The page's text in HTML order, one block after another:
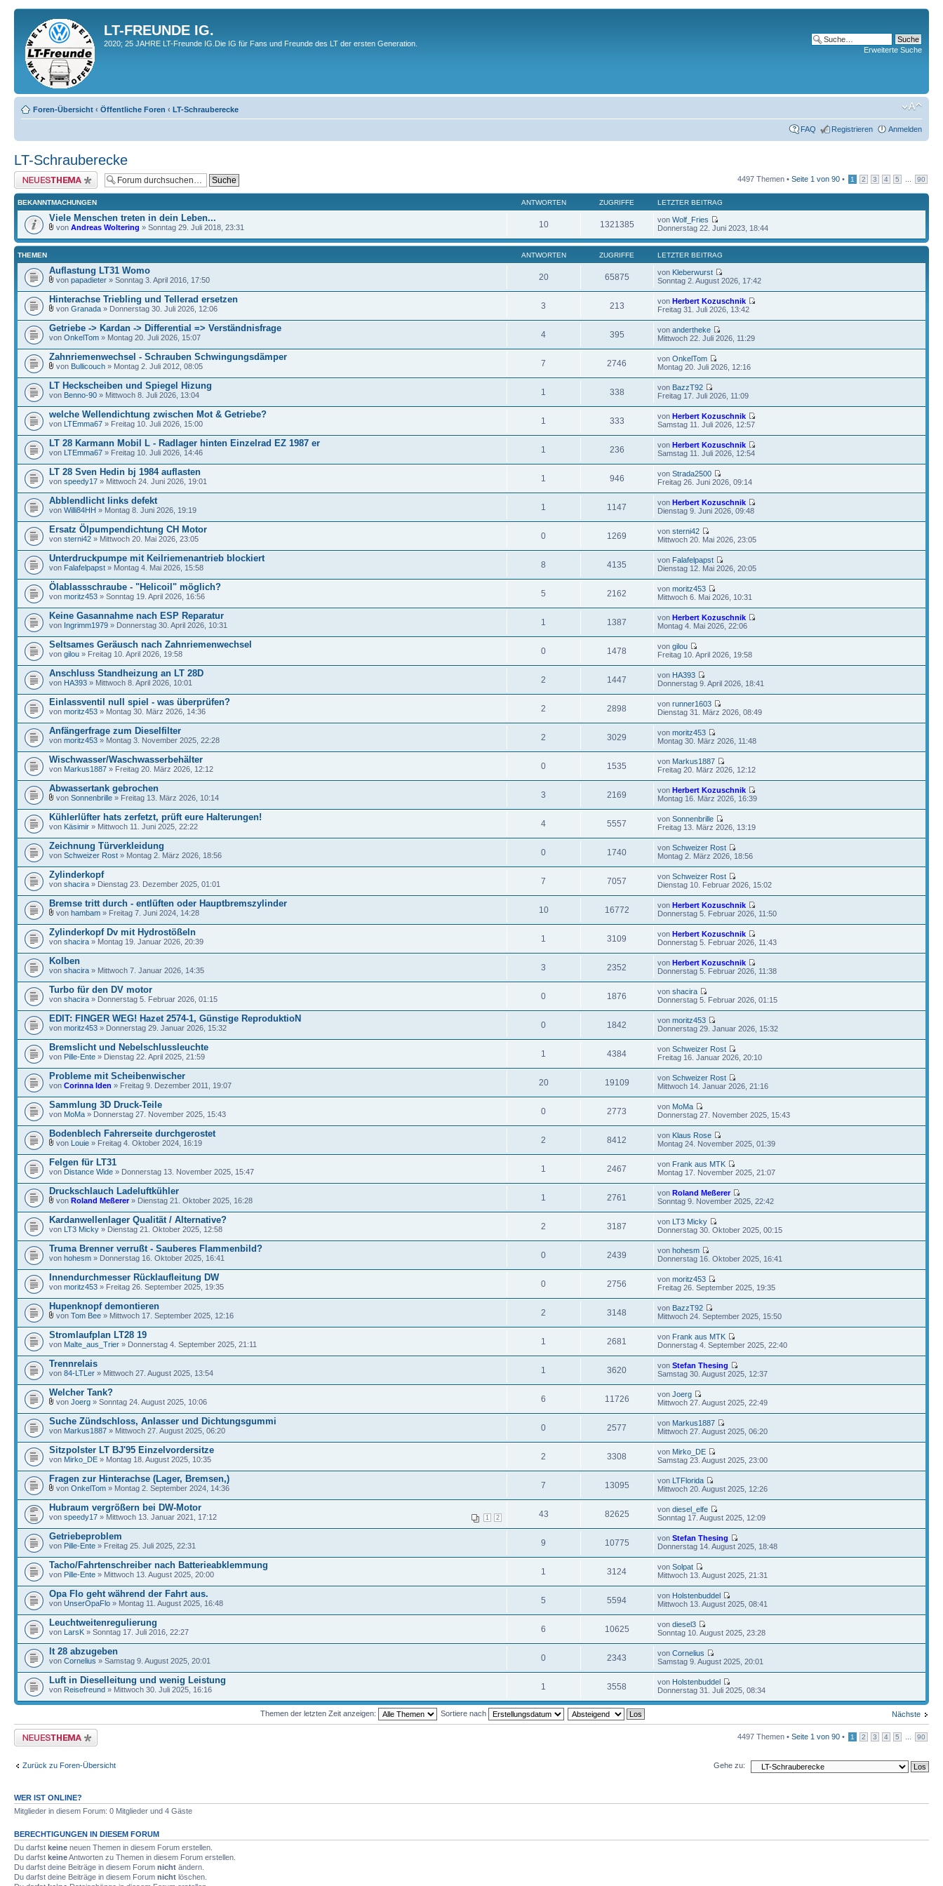
LT-FREUNDE IG.
2020; 25 JAHRE LT-Freunde IG.Die IG für Fans und Freunde des LT der ersten Generation.
Erweiterte Suche
Foren-Übersicht ‹ Öffentliche Foren ‹ LT-Schrauberecke
FAQ Registrieren Anmelden
LT-Schrauberecke
Neues Thema erstellen 4497 Themen • Seite 1 von 90 • 1 2 3 4 5 90
BEKANNTMACHUNGEN ANTWORTEN ZUGRIFFE LETZTER BEITRAG
Viele Menschen treten in dein Leben...
von Andreas Woltering » Sonntag 29. Juli 2018, 23:31 10 1321385 vonWolf_Fries
Donnerstag 22. Juni 2023, 18:44
THEMEN ANTWORTEN ZUGRIFFE LETZTER BEITRAG
Auflastung LT31 Womo
von papadieter » Sonntag 3. April 2016, 17:50 20 65875 von Kleberwurst
Sonntag 2. August 2026, 17:42
Hinterachse Triebling und Tellerad ersetzen
von Granada » Donnerstag 30. Juli 2026, 12:06 3 213 vonHerbert Kozuschnik
Freitag 31. Juli 2026, 13:42
Getriebe -> Kardan -> Differential => Verständnisfrage
von OnkelTom » Montag 20. Juli 2026, 15:07 4 395 vonandertheke
Mittwoch 22. Juli 2026, 11:29
Zahnriemenwechsel - Schrauben Schwingungsdämper
von Bullicouch » Montag 2. Juli 2012, 08:05 7 2746 vonOnkelTom
Montag 20. Juli 2026, 12:16
LT Heckscheiben und Spiegel Hizung
von Benno-90 » Mittwoch 8. Juli 2026, 13:04 1 338 von BazzT92
Freitag 17. Juli 2026, 11:09
welche Wellendichtung zwischen Mot & Getriebe?
von LTEmma67 » Freitag 10. Juli 2026, 15:00 1 333 vonHerbert Kozuschnik
Samstag 11. Juli 2026, 12:57
LT 28 Karmann Mobil L - Radlager hinten Einzelrad EZ 1987 er
von LTEmma67 » Freitag 10. Juli 2026, 14:46 1 236 vonHerbert Kozuschnik
Samstag 11. Juli 2026, 12:54
LT 28 Sven Hedin bj 1984 auflasten
von speedy17 » Mittwoch 24. Juni 2026, 19:01 1 946 vonStrada2500
Freitag 26. Juni 2026, 09:14
Abblendlicht links defekt
von Willi84HH » Montag 8. Juni 2026, 19:19 1 1147 vonHerbert Kozuschnik
Dienstag 9. Juni 2026, 09:48
Ersatz Ölpumpendichtung CH Motor
von sterni42 » Mittwoch 20. Mai 2026, 23:05 0 1269 vonsterni42
Mittwoch 20. Mai 2026, 23:05
Unterdruckpumpe mit Keilriemenantrieb blockiert
von Falafelpapst » Montag 4. Mai 2026, 15:58 8 4135 von Falafelpapst
Dienstag 12. Mai 2026, 20:05
Ölablassschraube - "Helicoil" möglich?
von moritz453 » Sonntag 19. April 2026, 16:56 5 2162 vonmoritz453
Mittwoch 6. Mai 2026, 10:31
Keine Gasannahme nach ESP Reparatur
von Ingrimm1979 » Donnerstag 30. April 2026, 10:31 1 1387 vonHerbert Kozuschnik
Montag 4. Mai 2026, 22:06
Seltsames Geräusch nach Zahnriemenwechsel
von gilou » Freitag 10. April 2026, 19:58 0 1478 vongilou
Freitag 10. April 2026, 19:58
Anschluss Standheizung an LT 28D
von HA393 » Mittwoch 8. April 2026, 10:01 2 1447 von HA393
Donnerstag 9. April 2026, 18:41
Einlassventil null spiel - was überprüfen?
von moritz453 » Montag 30. März 2026, 14:36 2 2898 vonrunner1603
Dienstag 31. März 2026, 08:49
Anfängerfrage zum Dieselfilter
von moritz453 » Montag 3. November 2025, 22:28 2 3029 vonmoritz453
Montag 30. März 2026, 11:48
Wischwasser/Waschwasserbehälter
von Markus1887 » Freitag 20. März 2026, 12:12 0 1535 von Markus1887
Freitag 20. März 2026, 12:12
Abwassertank gebrochen
von Sonnenbrille » Freitag 13. März 2026, 10:14 3 2169 vonHerbert Kozuschnik
Montag 16. März 2026, 16:39
Kühlerlüfter hats zerfetzt, prüft eure Halterungen!
von Käsimir » Mittwoch 11. Juni 2025, 22:22 4 5557 vonSonnenbrille
Freitag 13. März 2026, 13:19
Zeichnung Türverkleidung
von Schweizer Rost » Montag 2. März 2026, 18:56 0 1740 vonSchweizer Rost
Montag 2. März 2026, 18:56
Zylinderkopf
von shacira » Dienstag 23. Dezember 2025, 01:01 7 7057 vonSchweizer Rost
Dienstag 10. Februar 2026, 15:02
Bremse tritt durch - entlüften oder Hauptbremszylinder
von hambam » Freitag 7. Juni 2024, 14:28 10 16772 vonHerbert Kozuschnik
Donnerstag 5. Februar 2026, 11:50
Zylinderkopf Dv mit Hydrostößeln
von shacira » Montag 19. Januar 2026, 20:39 1 3109 vonHerbert Kozuschnik
Donnerstag 5. Februar 2026, 11:43
Kolben
von shacira » Mittwoch 7. Januar 2026, 14:35 3 2352 vonHerbert Kozuschnik
Donnerstag 5. Februar 2026, 11:38
Turbo für den DV motor
von shacira » Donnerstag 5. Februar 2026, 01:15 0 1876 vonshacira
Donnerstag 5. Februar 2026, 01:15
EDIT: FINGER WEG! Hazet 2574-1, Günstige ReproduktioN
von moritz453 » Donnerstag 29. Januar 2026, 15:32 0 1842 vonmoritz453
Donnerstag 29. Januar 2026, 15:32
Bremslicht und Nebelschlussleuchte
von Pille-Ente » Dienstag 22. April 2025, 21:59 1 4384 vonSchweizer Rost
Freitag 16. Januar 2026, 20:10
Probleme mit Scheibenwischer
von Corinna Iden » Freitag 9. Dezember 2011, 19:07 20 19109 vonSchweizer Rost
Mittwoch 14. Januar 2026, 21:16
Sammlung 3D Druck-Teile
von MoMa » Donnerstag 27. November 2025, 15:43 0 2773 von MoMa
Donnerstag 27. November 2025, 15:43
Bodenblech Fahrerseite durchgerostet
von Louie » Freitag 4. Oktober 2024, 16:19 2 8412 von Klaus Rose
Montag 24. November 2025, 01:39
Felgen für LT31
von Distance Wide » Donnerstag 13. November 2025, 15:47 1 2467 von Frank aus MTK
Montag 17. November 2025, 21:07
Druckschlauch Ladeluftkühler
von Roland Meßerer» Dienstag 21. Oktober 2025, 16:28 1 2761 vonRoland Meßerer
Sonntag 9. November 2025, 22:42
Kardanwellenlager Qualität / Alternative?
von LT3 Micky » Dienstag 21. Oktober 2025, 12:58 2 3187 von LT3 Micky
Donnerstag 30. Oktober 2025, 00:15
Truma Brenner verrußt - Sauberes Flammenbild?
von hohesm » Donnerstag 16. Oktober 2025, 16:41 0 2439 vonhohesm
Donnerstag 16. Oktober 2025, 16:41
Innendurchmesser Rücklaufleitung DW
von moritz453 » Freitag 26. September 2025, 19:35 0 2756 vonmoritz453
Freitag 26. September 2025, 19:35
Hupenknopf demontieren
von Tom Bee » Mittwoch 17. September 2025, 12:16 2 3148 von BazzT92
Mittwoch 24. September 2025, 15:50
Stromlaufplan LT28 19
von Malte_aus_Trier » Donnerstag 4. September 2025, 21:11 1 2681 von Frank aus MTK
Donnerstag 4. September 2025, 22:40
Trennrelais
von 84-LTLer » Mittwoch 27. August 2025, 13:54 1 3620 vonStefan Thesing
Samstag 30. August 2025, 12:37
Welcher Tank?
von Joerg » Sonntag 24. August 2025, 10:06 6 11726 vonJoerg
Mittwoch 27. August 2025, 22:49
Suche Zündschloss, Anlasser und Dichtungsgummi
von Markus1887 » Mittwoch 27. August 2025, 06:20 0 2577 von Markus1887
Mittwoch 27. August 2025, 06:20
Sitzpolster LT BJ'95 Einzelvordersitze
von Mirko_DE » Montag 18. August 2025, 10:35 2 3308 von Mirko_DE
Samstag 23. August 2025, 23:00
Fragen zur Hinterachse (Lager, Bremsen,)
von OnkelTom » Montag 2. September 2024, 14:36 7 13095 von LTFlorida
Mittwoch 20. August 2025, 12:26
Hubraum vergrößern bei DW-Motor
1 2
von speedy17 » Mittwoch 13. Januar 2021, 17:12 43 82625 vondiesel_elfe
Sonntag 17. August 2025, 12:09
Getriebeproblem
von Pille-Ente » Freitag 25. Juli 2025, 22:31 9 10775 vonStefan Thesing
Donnerstag 14. August 2025, 18:48
Tacho/Fahrtenschreiber nach Batterieabklemmung
von Pille-Ente » Mittwoch 13. August 2025, 20:00 1 3124 vonSolpat
Mittwoch 13. August 2025, 21:31
Opa Flo geht während der Fahrt aus.
von UnserOpaFlo » Montag 11. August 2025, 16:48 5 5594 von Holstenbuddel
Mittwoch 13. August 2025, 08:41
Leuchtweitenregulierung
von LarsK » Sonntag 17. Juli 2016, 22:27 6 10625 vondiesel3
Sonntag 10. August 2025, 23:28
lt 28 abzugeben
von Cornelius » Samstag 9. August 2025, 20:01 0 2343 vonCornelius
Samstag 9. August 2025, 20:01
Luft in Dieselleitung und wenig Leistung
von Reisefreund » Mittwoch 30. Juli 2025, 16:16 1 3558 von Holstenbuddel
Donnerstag 31. Juli 2025, 08:34
Nächste
Themen der letzten Zeit anzeigen: Sortiere nach
Neues Thema erstellen 4497 Themen • Seite 1 von 90 • 1 2 3 4 5 90
Zurück zu Foren-Übersicht Gehe zu:
WER IST ONLINE?
Mitglieder in diesem Forum: 0 Mitglieder und 4 Gäste
BERECHTIGUNGEN IN DIESEM FORUM
Du darfst keine neuen Themen in diesem Forum erstellen.
Du darfst keineAntworten zu Themen in diesem Forum erstellen.
Du darfst deine Beiträge in diesem Forum nicht ändern.
Du darfst deine Beiträge in diesem Forum nicht löschen.